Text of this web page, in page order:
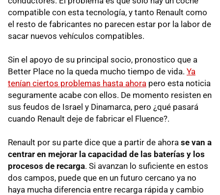
compatible con esta tecnología, y tanto Renault como
el resto de fabricantes no parecen estar por la labor de
sacar nuevos vehículos compatibles.
Sin el apoyo de su principal socio, pronostico que a
Better Place no la queda mucho tiempo de vida. Ya
tenían ciertos problemas hasta ahora pero esta noticia
seguramente acabe con ellos. De momento resisten en
sus feudos de Israel y Dinamarca, pero ¿qué pasará
cuando Renault deje de fabricar el Fluence?.
Renault por su parte dice que a partir de ahora se van a
centrar en mejorar la capacidad de las baterías y los
procesos de recarga. Si avanzan lo suficiente en estos
dos campos, puede que en un futuro cercano ya no
haya mucha diferencia entre recarga rápida y cambio